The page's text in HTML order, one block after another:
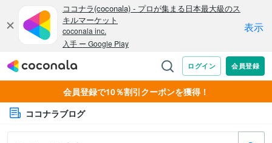
会員登録で10％割引クーポンを獲得！
ココナラブログ